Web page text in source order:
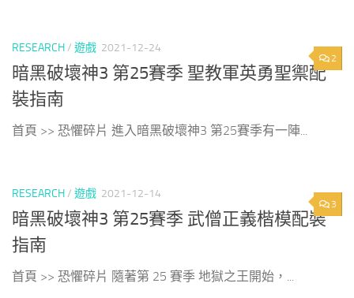
2
RESEARCH/ 遊戲 2021-12-24
暗黑破壞神3 第25賽季 聖教軍英勇聖禦配
裝指南
首頁 >> 恐懼碎片 進入暗黑破壞神3 第25賽季有一陣...
3
RESEARCH/ 遊戲 2021-12-14
暗黑破壞神3 第25賽季 武僧正義楷模配裝
指南
首頁 >> 恐懼碎片 隨著第 25 賽季 地獄之王開始，...